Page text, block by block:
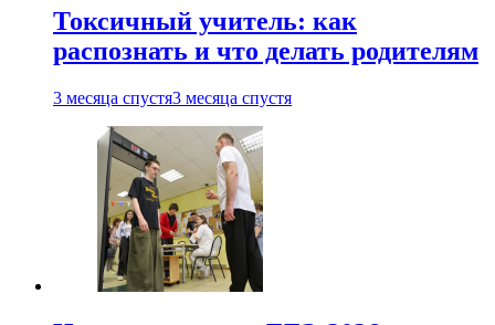
Токсичный учитель: как
распознать и что делать родителям
3 месяца спустя3 месяца спустя